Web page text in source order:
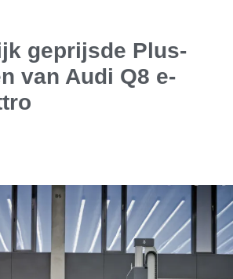
geprijsde Plus-
van Audi Q8 e-